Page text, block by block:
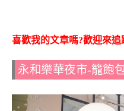
喜歡我的文章嗎?歡迎來追
永和樂華夜市-籠飽